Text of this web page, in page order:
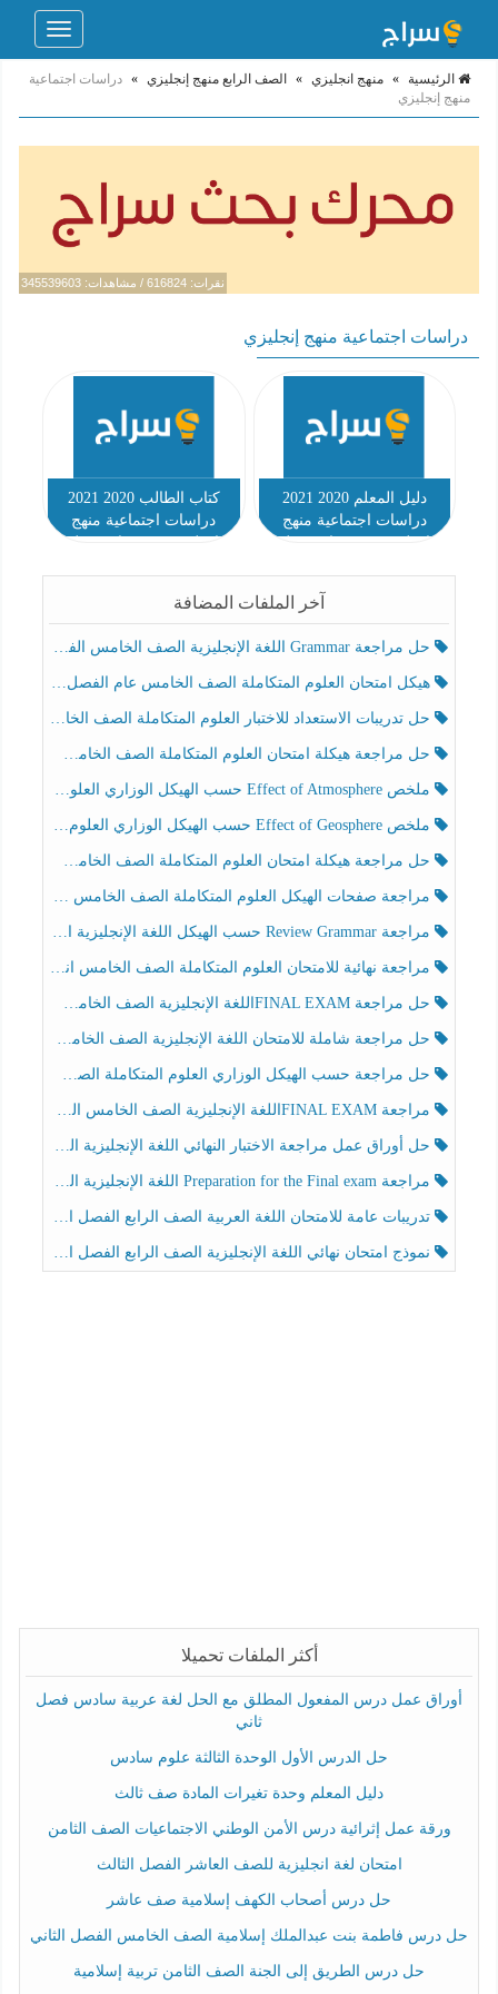
Toggle
الرئيسية » منهج انجليزي » الصف الرابع منهج إنجليزي » دراسات اجتماعية
منهج إنجليزي
نقرات: 616824 / مشاهدات: 345539603
دراسات اجتماعية منهج إنجليزي
دليل المعلم 2020 2021
دراسات اجتماعية منهج
كتاب الطالب 2020 2021
دراسات اجتماعية منهج
آخر الملفات المضافة
حل مراجعة Grammar اللغة الإنجليزية الصف الخامس الفصل الثالث
هيكل امتحان العلوم المتكاملة الصف الخامس عام الفصل الدراسي الثالث 2025-2026
حل تدريبات الاستعداد للاختبار العلوم المتكاملة الصف الخامس عام الفصل الثالث
حل مراجعة هيكلة امتحان العلوم المتكاملة الصف الخامس انسبير الفصل الثالث
ملخص Effect of Atmosphere حسب الهيكل الوزاري العلوم المتكاملة الصف الخامس انسبير الفصل الثالث
ملخص Effect of Geosphere حسب الهيكل الوزاري العلوم المتكاملة الصف الخامس انسبير الفصل الثالث
حل مراجعة هيكلة امتحان العلوم المتكاملة الصف الخامس عام الفصل الثالث
مراجعة صفحات الهيكل العلوم المتكاملة الصف الخامس انسبير الفصل الثالث
مراجعة Review Grammar حسب الهيكل اللغة الإنجليزية الصف الخامس الفصل الثالث
مراجعة نهائية للامتحان العلوم المتكاملة الصف الخامس انسبير الفصل الثالث
حل مراجعة FINAL EXAMاللغة الإنجليزية الصف الخامس الفصل الثالث
حل مراجعة شاملة للامتحان اللغة الإنجليزية الصف الخامس الفصل الثالث
حل مراجعة حسب الهيكل الوزاري العلوم المتكاملة الصف الخامس عام الفصل الثالث
مراجعة FINAL EXAMاللغة الإنجليزية الصف الخامس الفصل الثالث
حل أوراق عمل مراجعة الاختبار النهائي اللغة الإنجليزية الصف الرابع الفصل الثالث
مراجعة Preparation for the Final exam اللغة الإنجليزية الصف الرابع الفصل الثالث
تدريبات عامة للامتحان اللغة العربية الصف الرابع الفصل الثالث
نموذج امتحان نهائي اللغة الإنجليزية الصف الرابع الفصل الثالث
أكثر الملفات تحميلا
أوراق عمل درس المفعول المطلق مع الحل لغة عربية سادس فصل
ثاني
حل الدرس الأول الوحدة الثالثة علوم سادس
دليل المعلم وحدة تغيرات المادة صف ثالث
ورقة عمل إثرائية درس الأمن الوطني الاجتماعيات الصف الثامن
امتحان لغة انجليزية للصف العاشر الفصل الثالث
حل درس أصحاب الكهف إسلامية صف عاشر
حل درس فاطمة بنت عبدالملك إسلامية الصف الخامس الفصل الثاني
حل درس الطريق إلى الجنة الصف الثامن تربية إسلامية